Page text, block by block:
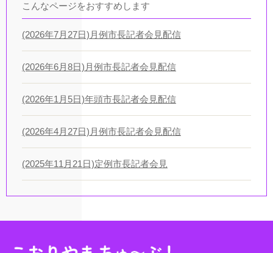
こんなページをおすすめします
(2026年7月27日)月例市長記者会見配信
(2026年6月8日)月例市長記者会見配信
(2026年1月5日)年頭市長記者会見配信
(2026年4月27日)月例市長記者会見配信
(2025年11月21日)定例市長記者会見